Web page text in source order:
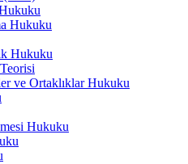
Hukuku
Hukuku
ve Ortaklıklar Hukuku
Hukuku